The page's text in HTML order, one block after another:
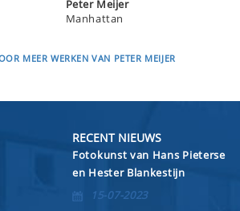
Peter Meijer
Manhattan
MEER WERKEN VAN PETER MEIJER
RECENT NIEUWS
Fotokunst van Hans Pieterse
en Hester Blankestijn
15-07-2023